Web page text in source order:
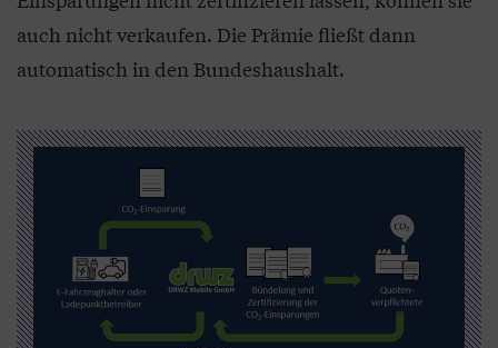
auch nicht verkaufen. Die Prämie fließt dann
automatisch in den Bundeshaushalt.